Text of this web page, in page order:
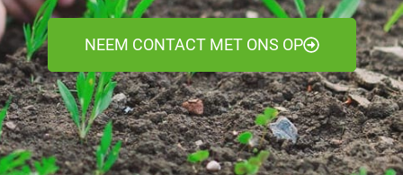
NEEM CONTACT MET ONS OP